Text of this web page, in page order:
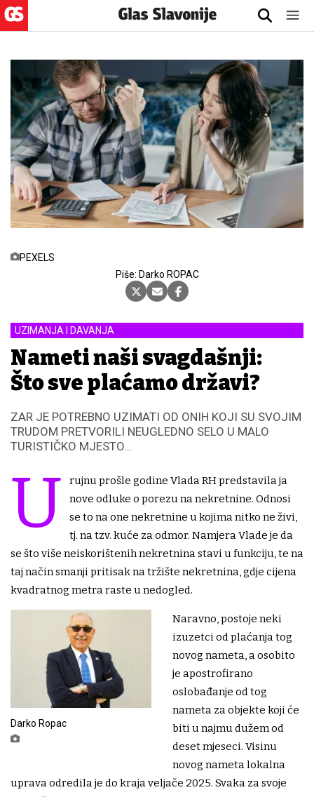
PEXELS
Piše: Darko ROPAC
UZIMANJA I DAVANJA
Nameti naši svagdašnji:
Što sve plaćamo državi?
ZAR JE POTREBNO UZIMATI OD ONIH KOJI SU SVOJIM
TRUDOM PRETVORILI NEUGLEDNO SELO U MALO
TURISTIČKO MJESTO...
U
rujnu prošle godine Vlada RH predstavila ja
nove odluke o porezu na nekretnine. Odnosi
se to na one nekretnine u kojima nitko ne živi,
tj. na tzv. kuće za odmor. Namjera Vlade je da
se što više neiskorištenih nekretnina stavi u funkciju, te na
taj način smanji pritisak na tržište nekretnina, gdje cijena
kvadratnog metra raste u nedogled.
Darko Ropac
Naravno, postoje neki
izuzetci od plaćanja tog
novog nameta, a osobito
je apostrofirano
oslobađanje od tog
nameta za objekte koji će
biti u najmu dužem od
deset mjeseci. Visinu
novog nameta lokalna
uprava odredila je do kraja veljače 2025. Svaka za svoje